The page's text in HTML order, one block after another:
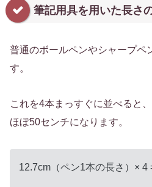
筆記用具を用いた長さ
普通のボールペンやシャープペ
す。
これを4本まっすぐに並べると
ほぼ50センチになります。
12.7cm（ペン1本の長さ）× 4